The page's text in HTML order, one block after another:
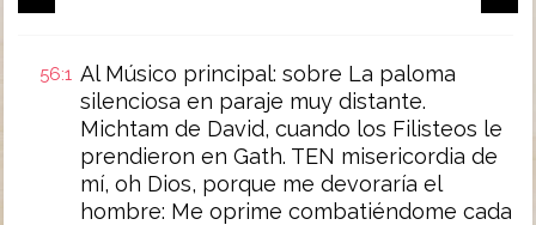
56:1 Al Músico principal: sobre La paloma
silenciosa en paraje muy distante.
Michtam de David, cuando los Filisteos le
prendieron en Gath. TEN misericordia de
mí, oh Dios, porque me devoraría el
hombre: Me oprime combatiéndome cada